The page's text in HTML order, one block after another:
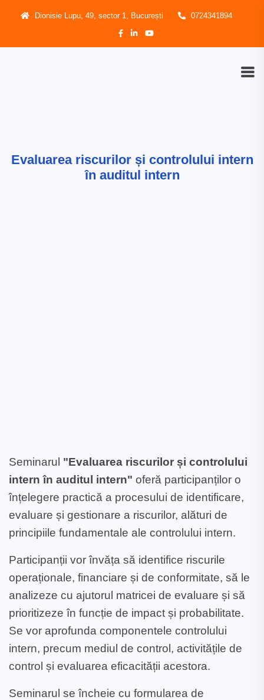
Dionisie Lupu, 49, sector 1, București 0724341894
Evaluarea riscurilor și controlului intern
în auditul intern
Seminarul "Evaluarea riscurilor și controlului
intern în auditul intern" oferă participanților o
înțelegere practică a procesului de identificare,
evaluare și gestionare a riscurilor, alături de
principiile fundamentale ale controlului intern.
Participanții vor învăța să identifice riscurile
operaționale, financiare și de conformitate, să le
analizeze cu ajutorul matricei de evaluare și să
prioritizeze în funcție de impact și probabilitate.
Se vor aprofunda componentele controlului
intern, precum mediul de control, activitățile de
control și evaluarea eficacității acestora.
Seminarul se încheie cu formularea de